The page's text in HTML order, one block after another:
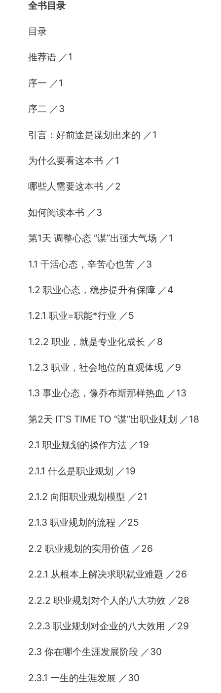
全书目录
目录
推荐语 ／1
序一 ／1
序二 ／3
引言：好前途是谋划出来的 ／1
为什么要看这本书 ／1
哪些人需要这本书 ／2
如何阅读本书 ／3
第1天 调整心态 “谋”出强大气场 ／1
1.1 干活心态，辛苦心也苦 ／3
1.2 职业心态，稳步提升有保障 ／4
1.2.1 职业=职能*行业 ／5
1.2.2 职业，就是专业化成长 ／8
1.2.3 职业，社会地位的直观体现 ／9
1.3 事业心态，像乔布斯那样热血 ／13
第2天 IT’S TIME TO “谋”出职业规划 ／18
2.1 职业规划的操作方法 ／19
2.1.1 什么是职业规划 ／19
2.1.2 向阳职业规划模型 ／21
2.1.3 职业规划的流程 ／25
2.2 职业规划的实用价值 ／26
2.2.1 从根本上解决求职就业难题 ／26
2.2.2 职业规划对个人的八大功效 ／28
2.2.3 职业规划对企业的八大效用 ／29
2.3 你在哪个生涯发展阶段 ／30
2.3.1 一生的生涯发展 ／30